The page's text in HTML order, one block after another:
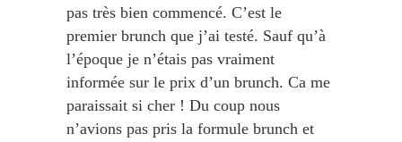
pas très bien commencé. C’est le
premier brunch que j’ai testé. Sauf qu’à
l’époque je n’étais pas vraiment
informée sur le prix d’un brunch. Ca me
paraissait si cher ! Du coup nous
n’avions pas pris la formule brunch et